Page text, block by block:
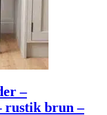
–
rustik brun –